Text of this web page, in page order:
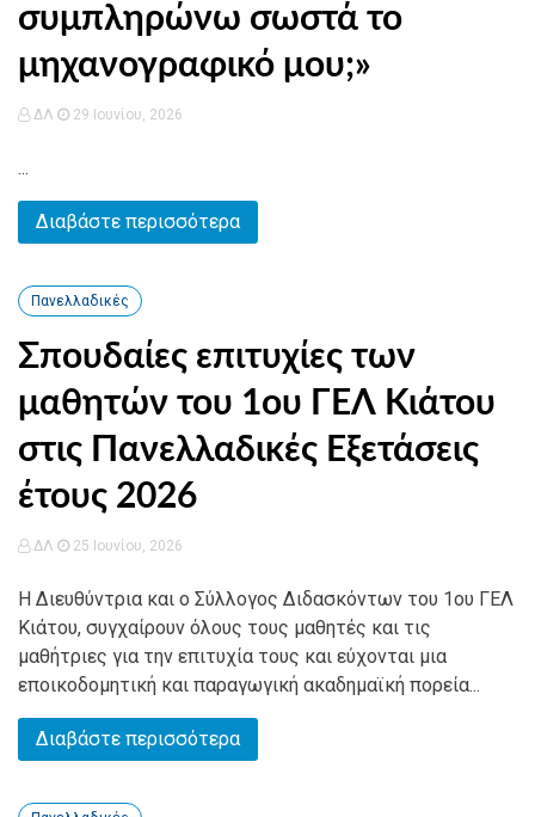
συμπληρώνω σωστά το
μηχανογραφικό μου;»
ΔΛ 29 Ιουνίου, 2026
...
Διαβάστε περισσότερα
Πανελλαδικές
Σπουδαίες επιτυχίες των
μαθητών του 1ου ΓΕΛ Κιάτου
στις Πανελλαδικές Εξετάσεις
έτους 2026
ΔΛ 25 Ιουνίου, 2026
Η Διευθύντρια και ο Σύλλογος Διδασκόντων του 1ου ΓΕΛ
Κιάτου, συγχαίρουν όλους τους μαθητές και τις
μαθήτριες για την επιτυχία τους και εύχονται μια
εποικοδομητική και παραγωγική ακαδημαϊκή πορεία...
Διαβάστε περισσότερα